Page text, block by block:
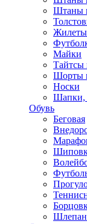
Штаны
Жилеты
Майки
Тайтсы
Шорты
Носки
Шапки,
Обувь
Беговая